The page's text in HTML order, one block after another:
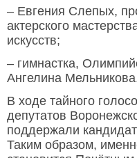
– Евгения Слепых,
актерского
искусств;
– гимнастка,
Ангелина
В ходе тайного
депутатов
поддержали
Таким образом,